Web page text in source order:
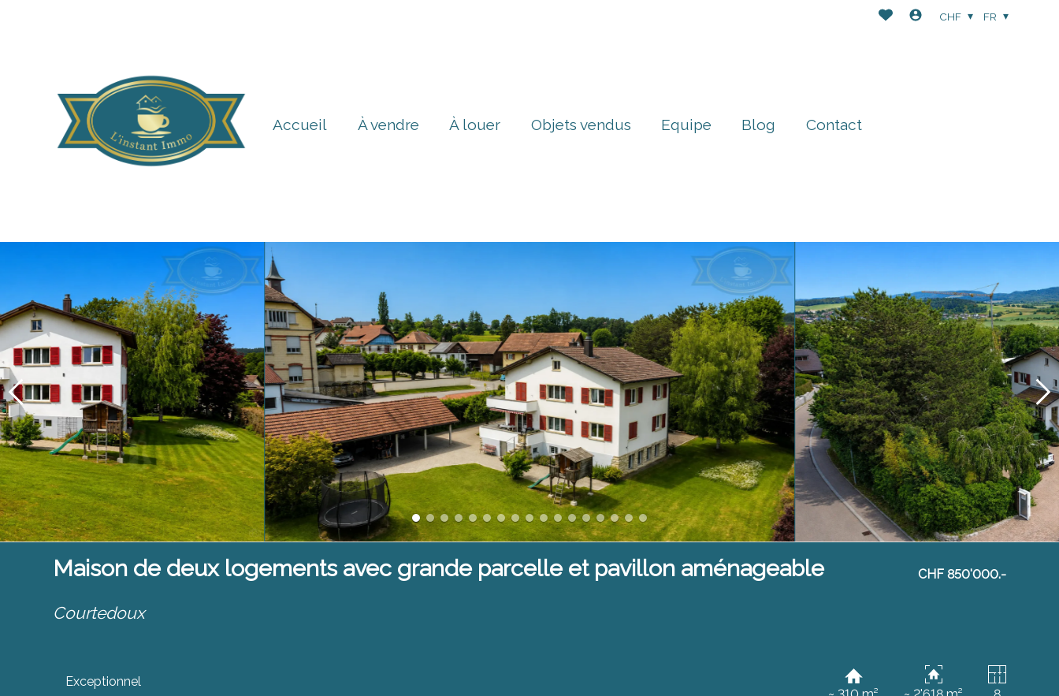
Accueil À vendre À louer Objets vendus Equipe Blog Contact
CHF FR
Maison de deux logements avec grande parcelle et pavillon aménageable CHF 850'000.-
Courtedoux
Exceptionnel